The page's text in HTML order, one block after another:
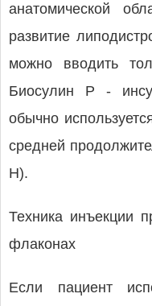
анатомической
развитие
можно вводить
Биосулин Р -
обычно
средней
Н).
Техника инъекции
флаконах
Если пациент